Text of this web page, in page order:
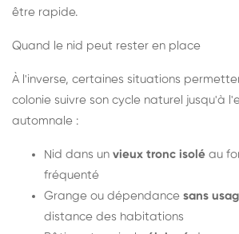
être rapide.
Quand le nid peut rester en place
À l'inverse, certaines situations
colonie suivre son cycle naturel jusqu'à
automnale :
Nid dans un vieux tronc isolé au
fréquenté
Grange ou dépendance sans
distance des habitations